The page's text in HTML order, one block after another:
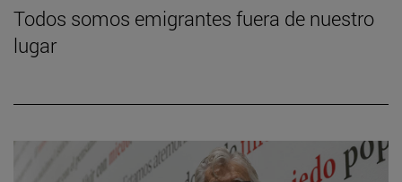
Todos somos emigrantes fuera de nuestro
lugar